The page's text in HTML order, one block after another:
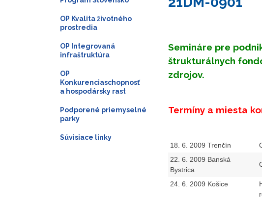
Semináre pre
štrukturálnych
zdrojov.
Termíny a miesta
18. 6. 2009 Trenčín
22. 6. 2009 Banská
Bystrica
24. 6. 2009 Košice
OP Kvalita životného
prostredia
OP Integrovaná
infraštruktúra
OP
Konkurenciaschopnosť
a hospodársky rast
Podporené priemyselné
parky
Súvisiace linky